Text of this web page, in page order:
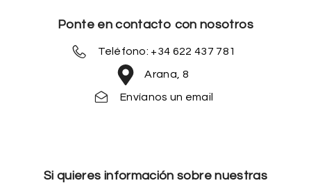
Ponte en contacto con nosotros
Teléfono: +34 622 437 781
Arana, 8
Envíanos un email
Si quieres información sobre nuestras